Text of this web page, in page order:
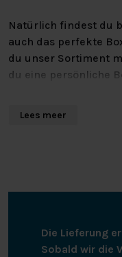
Natürlich findest du
auch das perfekte
du unser Sortiment
du eine persönliche
Möglichkeiten, wie
kontaktieren.
Lees meer
Die Lieferung
Sobald wir die